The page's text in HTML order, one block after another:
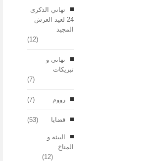
تهاني الذكرى
24 لعيد العرش
المجيد
(12)
تهاني و
تبريكات
(7)
زووم (7)
قضايا (53)
البيئة و
المناخ
(12)